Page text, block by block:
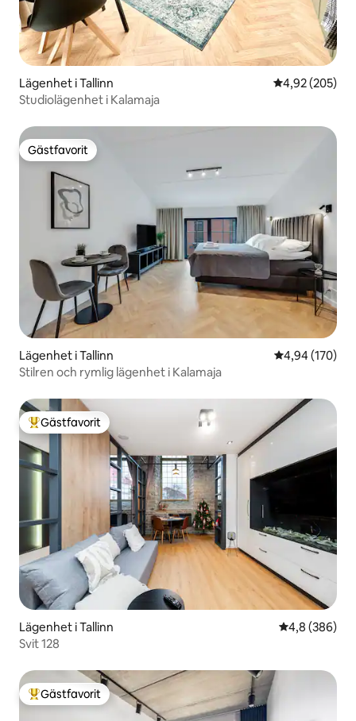
Lägenhet i Tallinn 4,92 av 5 i
4,92 (205)
Studiolägenhet i Kalamaja
Gästfavorit
Gästfavorit
Lägenhet i Tallinn 4,94 av 5 i
4,94 (170)
Stilren och rymlig lägenhet i Kalamaja
Populär gästfavorit
Gästfavorit
Lägenhet i Tallinn 4,8 av 5 i
4,8 (386)
Svit 128
Populär gästfavorit
Gästfavorit